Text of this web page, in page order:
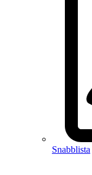
Snabblista